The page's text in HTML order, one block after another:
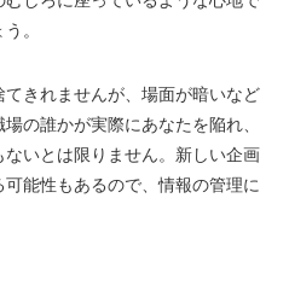
。
きれませんが、場面が暗いなど
の誰かが実際にあなたを陥れ、
いとは限りません。新しい企画
能性もあるので、情報の管理に